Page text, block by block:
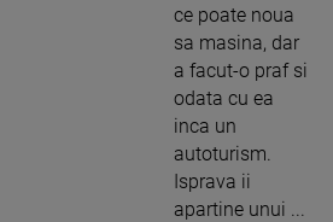
ce poate noua
sa masina, dar
a facut-o praf si
odata cu ea
inca un
autoturism.
Isprava ii
apartine unui ...